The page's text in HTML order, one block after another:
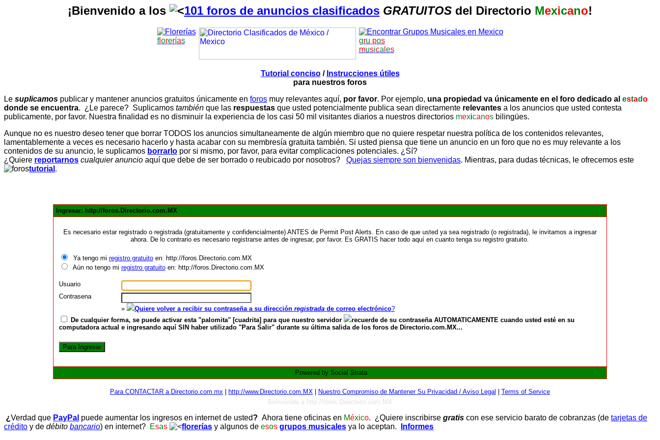
¡Bienvenido a los 101 foros de anuncios clasificados GRATUITOS del Directorio Mexicano!
florerías gru pos
musica es
Tutorial conciso/ Instrucciones útiles
para nuestros foros
Le suplicamos publicar y mantener anuncios gratuitos únicamente en foros muy relevantes aquí, por favor. Por ejemplo, una propiedad va únicamente en el foro dedicado al estado
donde se encuentra. ¿Le parece? Suplicamos también que las respuestas que usted potencialmente publica sean directamente relevantes a los anuncios que usted contesta
publicamente, por favor. Nuestra finalidad es no disminuir la experiencia de los casi 50 mil visitantes diarios a nuestros directorios mexicanos bilingües.
Aunque no es nuestro deseo tener que borrar TODOS los anuncios simultaneamente de algún miembro que no quiere respetar nuestra política de los contenidos relevantes,
lamentablemente a veces es necesario hacerlo y hasta acabar con su membresía gratuita también. Si usted piensa que tiene un anuncio en un foro que no es muy relevante a los
contenidos de su anuncio, le suplicamos borrarlo por si mismo, por favor, para evitar complicaciones potenciales. ¿Sí?
¿Quiere reportarnos cualquier anuncio aquí que debe de ser borrado o reubicado por nosotros? Quejas siempre son bienvenidas. Mientras, para dudas técnicas, le ofrecemos este
tutorial .
Ingresar: http://foros.Directorio.com.MX
Es necesario estar registrado o registrada (gratuitamente y confidencialmente) ANTES de Permit Post Alerts. En caso de que usted ya sea registrado (o registrada), le invitamos a ingresar
ahora. De lo contrario es necesario registrarse antes de ingresar, por favor. Es GRATIS hacer todo aquí en cuanto tenga su registro gratuito.
Ya tengo mi registro gratuitoen: http://foros.Directorio.com.MX
Aún no tengo mi registro gratuitoen: http://foros.Directorio.com.MX
Usuario
Contrasena
»
Quiere volver a recibir su contraseña a su dirección registradade correo electrónico?
De cualquier forma, se puede activar esta "palomita" [cuadrita] para que nuestro servidor
recuerde de su contraseña AUTOMATICAMENTE cuando usted esté en su
computadora actual e ingresando aquí SIN haber utilizado "Para Salir" durante su última salida de los foros de Directorio.com.MX...
Powered by Social Strata
Para CONTACTAR a Directorio.com.mx http://www.Directorio.com.MX Nuestro Compromiso de Mantener Su Privacidad / Aviso Legal
Terms of Service
Bienvenido a http://foros.Directorio.com.MX
¿Verdad que PayPal puede aumentar los ingresos en internet de usted? Ahora tiene oficinas en México. ¿Quiere inscribirse gratis con ese servicio barato de cobranzas (de tarjetas de
crédito y de débito bancario) en internet? Esas florerías y algunos de esos grupos musicales ya lo aceptan.
Informes